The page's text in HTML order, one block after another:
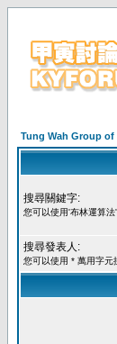
Tung Wah Group
搜尋關鍵字:
您可以使用'布林運算法
搜尋發表人:
您可以使用 * 萬用字元